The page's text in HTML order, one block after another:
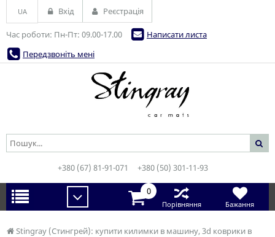
Stingray (Стингрей): купити килимки в машину, 3d коврики в
Час роботи: Пн-Пт: 09.00-17.00
Написати листа
Передзвоніть мені
UA Вхід Реєстрація
+380 (67) 81-91-071 +380 (50) 301-11-93
0
Порівняння Бажання